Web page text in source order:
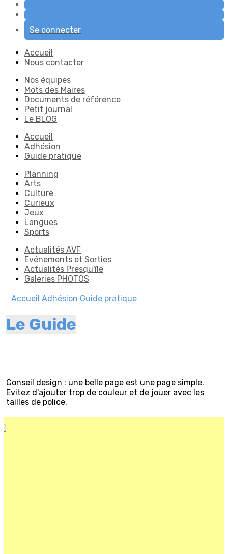
Se connecter
Accueil
Nous contacter
Nos équipes
Mots des Maires
Documents de référence
Petit journal
Le BLOG
Accueil
Adhésion
Guide pratique
Planning
Arts
Culture
Curieux
Jeux
Langues
Sports
Actualités AVF
Evénements et Sorties
Actualités Presqu'île
Galeries PHOTOS
Accueil Adhésion Guide pratique
Le Guide
Conseil design : une belle page est une page simple.
Evitez d'ajouter trop de couleur et de jouer avec les
tailles de police.